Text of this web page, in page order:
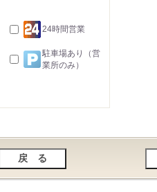
24時間営業
駐車場あり（営
業所のみ）